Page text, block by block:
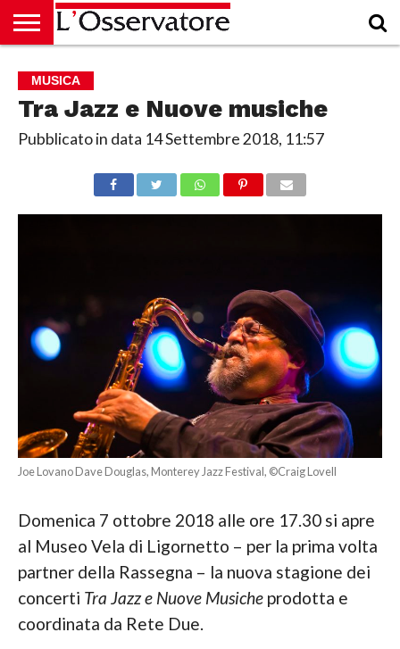
CULTURA
ECONOMIA
RUBRICHE
ARCHIVIO
PODCAST
ABBONAMENTO
CHI
SIAMO
ACCEDI
MUSICA
Tra Jazz e Nuove musiche
Pubblicato in data 14 Settembre 2018, 11:57
Joe Lovano Dave Douglas, Monterey Jazz Festival, ©Craig Lovell
Domenica 7 ottobre 2018 alle ore 17.30 si apre
al Museo Vela di Ligornetto – per la prima volta
partner della Rassegna – la nuova stagione dei
concerti Tra Jazz e Nuove Musicheprodotta e
coordinata da Rete Due.